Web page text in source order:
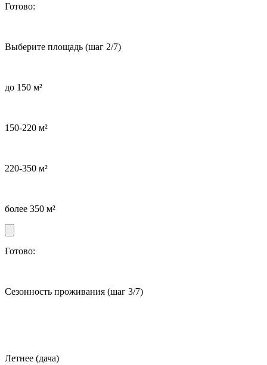
Готово:
Выберите площадь (шаг 2/7)
до 150 м²
150-220 м²
220-350 м²
более 350 м²
Готово:
Сезонность проживания (шаг 3/7)
Летнее (дача)